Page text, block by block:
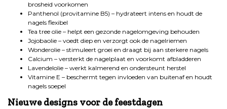
brosheid voorkomen
Panthenol (provitamine B5) – hydrateert intens en houdt de
nagels flexibel
Tea tree olie – helpt een gezonde nagelomgeving behouden
Jojobaolie – voedt diep en verzorgt ook de nagelriemen
Wonderolie – stimuleert groei en draagt bij aan sterkere nagels
Calcium – versterkt de nagelplaat en voorkomt afbladderen
Lavendelolie – werkt kalmerend en ondersteunt herstel
Vitamine E – beschermt tegen invloeden van buitenaf en houdt
nagels soepel
Nieuwe designs voor de feestdagen